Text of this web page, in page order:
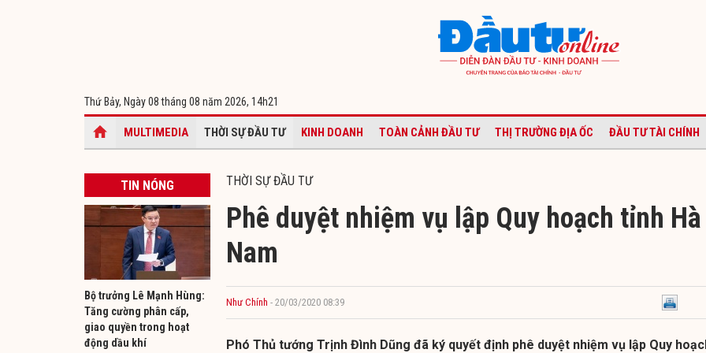
Thứ Bảy, Ngày 08 tháng 08 năm 2026, 14h21
MULTIMEDIA THỜI SỰ ĐẦU TƯ KINH DOANH TOÀN CẢNH ĐẦU TƯ THỊ TRƯỜNG ĐỊA ỐC ĐẦU TƯ TÀI CHÍNH
TIN NÓNG
Bộ trưởng Lê Mạnh Hùng:
Tăng cường phân cấp,
giao quyền trong hoạt
động dầu khí
THỜI SỰ ĐẦU TƯ
Phê duyệt nhiệm vụ lập Quy hoạch tỉnh Hà
Nam
Như Chính - 20/03/2020 08:39
Phó Thủ tướng Trịnh Đình Dũng đã ký quyết định phê duyệt nhiệm vụ lập Quy